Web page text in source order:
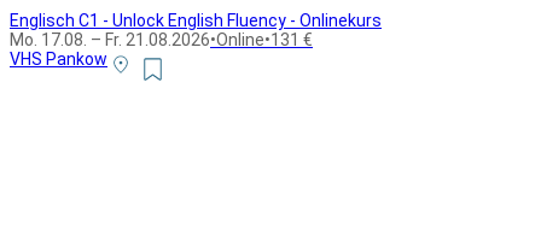
Englisch C1 - Unlock English Fluency - Onlinekurs
Mo. 17.08. – Fr. 21.08.2026•Online•131 €
VHS Pankow